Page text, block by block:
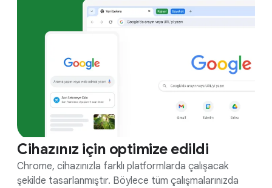
Cihazınız için optimize edildi
Chrome, cihazınızla farklı platformlarda çalışacak
şekilde tasarlanmıştır. Böylece tüm çalışmalarınızda